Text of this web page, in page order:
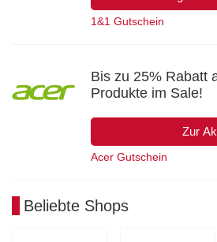
1&1 Gutschein
Bis zu 25% Rabatt
Produkte im Sale!
Zur
Acer Gutschein
Beliebte Shops